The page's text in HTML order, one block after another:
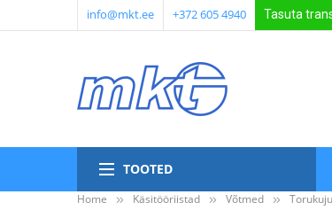
info@mkt.ee +372 605 4940 Tasuta
TOOTED
Home Käsitööriistad Võtmed